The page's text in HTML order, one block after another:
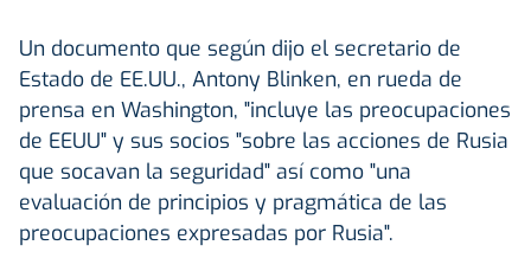
Un documento que según dijo el secretario de
Estado de EE.UU., Antony Blinken, en rueda de
prensa en Washington, "incluye las preocupaciones
de EEUU" y sus socios "sobre las acciones de Rusia
que socavan la seguridad" así como "una
evaluación de principios y pragmática de las
preocupaciones expresadas por Rusia".